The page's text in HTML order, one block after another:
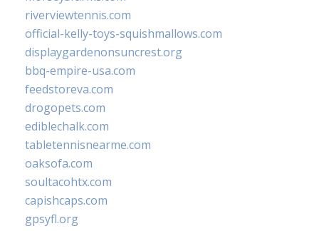
riverviewtennis.com
official-kelly-toys-squishmallows.com
displaygardenonsuncrest.org
bbq-empire-usa.com
feedstoreva.com
drogopets.com
ediblechalk.com
tabletennisnearme.com
oaksofa.com
soultacohtx.com
capishcaps.com
gpsyfl.org